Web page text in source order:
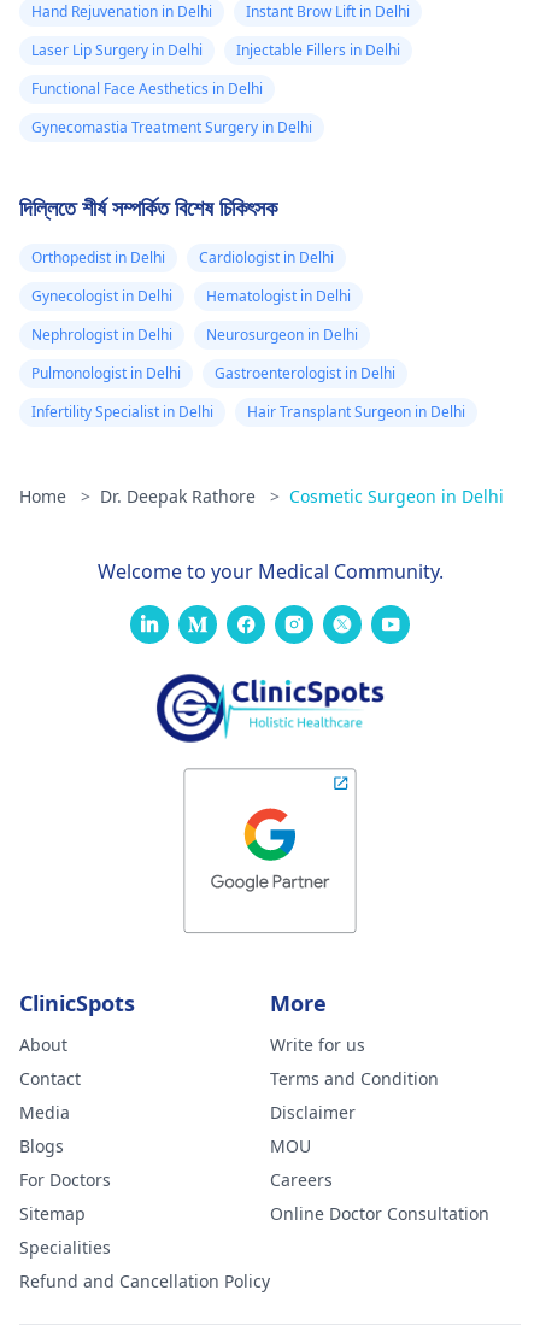
Hand Rejuvenation in Delhi
Instant Brow Lift in Delhi
Laser Lip Surgery in Delhi
Injectable Fillers in Delhi
Functional Face Aesthetics in Delhi
Gynecomastia Treatment Surgery in Delhi
দিল্লিতে শীর্ষ সম্পর্কিত বিশেষ চিকিৎসক
Orthopedist in Delhi
Cardiologist in Delhi
Gynecologist in Delhi
Hematologist in Delhi
Nephrologist in Delhi
Neurosurgeon in Delhi
Pulmonologist in Delhi
Gastroenterologist in Delhi
Infertility Specialist in Delhi
Hair Transplant Surgeon in Delhi
Home > Dr. Deepak Rathore > Cosmetic Surgeon in Delhi
Welcome to your Medical Community.
ClinicSpots
About
Contact
Media
Blogs
For Doctors
Sitemap
Specialities
Refund and Cancellation Policy
More
Write for us
Terms and Condition
Disclaimer
MOU
Careers
Online Doctor Consultation